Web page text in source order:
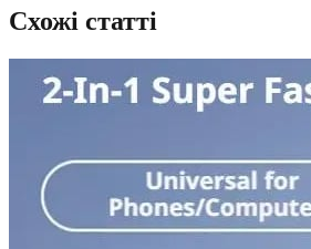
Схожі статті